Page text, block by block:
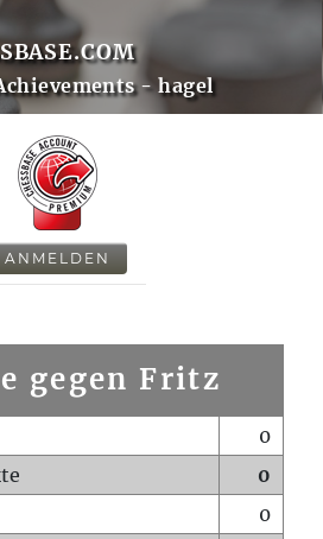
- hagel
ANMELDEN
gegen Fritz
0
0
0